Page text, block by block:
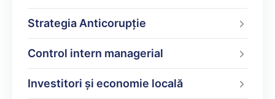
Strategia Anticorupție
Control intern managerial
Investitori și economie locală